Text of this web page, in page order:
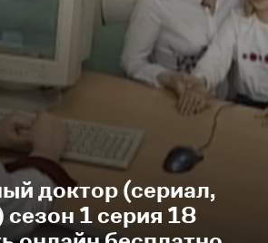
доктор (сериал,
1 серия 18